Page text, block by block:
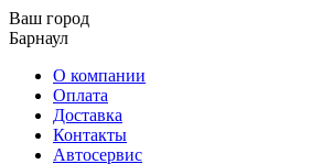
Ваш город
Барнаул
О компании
Оплата
Доставка
Контакты
Автосервис